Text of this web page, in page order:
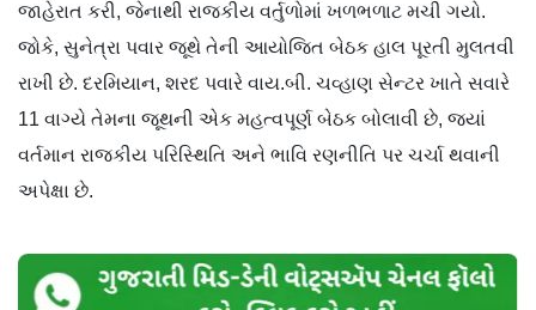
જાહેરાત કરી, જેનાથી રાજકીય વર્તુળોમાં ખળભળાટ મચી ગયો.
જોકે, સુનેત્રા પવાર જૂથે તેની આયોજિત બેઠક હાલ પૂરતી મુલતવી
રાખી છે. દરમિયાન, શરદ પવારે વાય.બી. ચવ્હાણ સેન્ટર ખાતે સવારે
11 વાગ્યે તેમના જૂથની એક મહત્વપૂર્ણ બેઠક બોલાવી છે, જ્યાં
વર્તમાન રાજકીય પરિસ્થિતિ અને ભાવિ રણનીતિ પર ચર્ચા થવાની
અપેક્ષા છે.